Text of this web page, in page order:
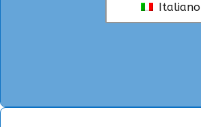
Italiano